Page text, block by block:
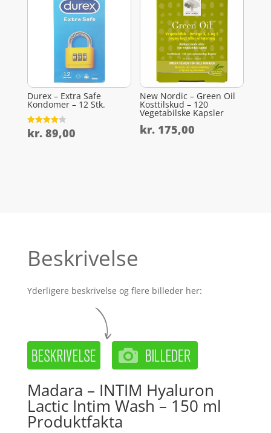
Durex – Extra Safe
Kondomer – 12 Stk.
Vurderet
4.2
kr.89,00
New Nordic – Green Oil
Kosttilskud – 120
Vegetabilske Kapsler
kr. 175,00
Beskrivelse
Yderligere beskrivelse og flere billeder her:
Madara – INTIM Hyaluron
Lactic Intim Wash – 150 ml
Produktfakta